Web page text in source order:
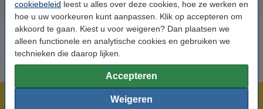
cookiebeleid leest u alles over deze cookies, hoe ze werken en
hoe u uw voorkeuren kunt aanpassen. Klik op accepteren om
akkoord te gaan. Kiest u voor weigeren? Dan plaatsen we
alleen functionele en analytische cookies en gebruiken we
technieken die daarop lijken.
Accepteren
Weigeren
Meer dan 5 miljoen klanten!